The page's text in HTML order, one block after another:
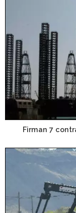
Firman 7